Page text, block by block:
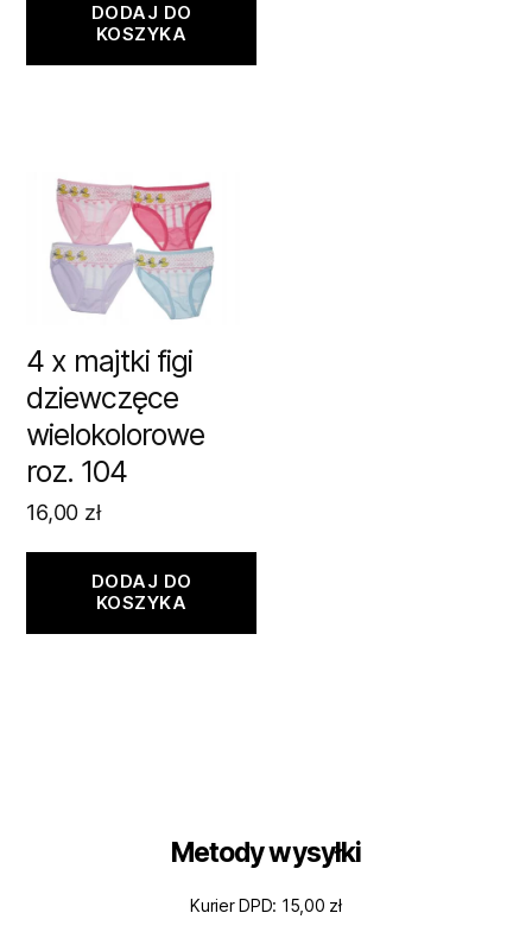
DODAJ DO
KOSZYKA
4 x majtki figi
dziewczęce
wielokolorowe
roz. 104
16,00 zł
DODAJ DO
KOSZYKA
Metody wysyłki
Kurier DPD: 15,00 zł